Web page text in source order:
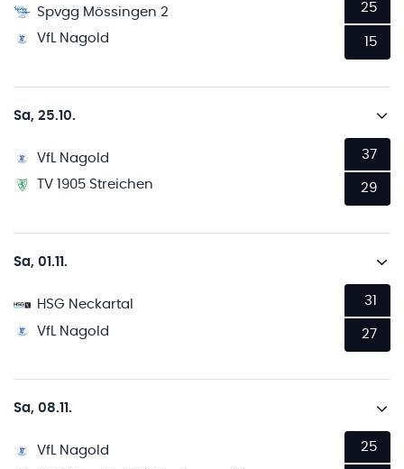
Spvgg Mössingen 2
VfL Nagold
25
15
Sa, 25.10.
VfL Nagold
TV 1905 Streichen
37
29
Sa, 01.11.
HSG Neckartal
VfL Nagold
31
27
Sa, 08.11.
VfL Nagold
25